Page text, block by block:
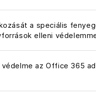
a speciális
elleni
védelme az Office 365